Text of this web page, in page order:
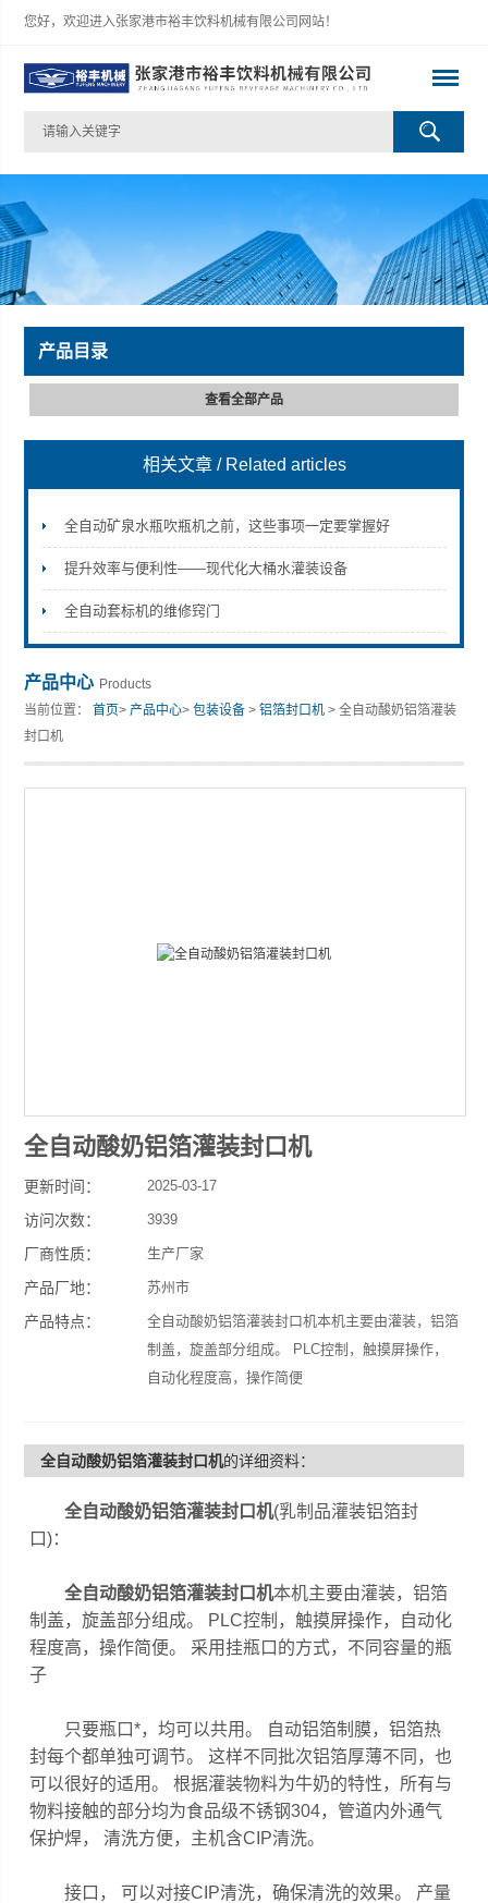
您好，欢迎进入张家港市裕丰饮料机械有限公司网站！
张家港市裕丰饮料机械有限公司
产品目录
查看全部产品
相关文章 / Related articles
全自动矿泉水瓶吹瓶机之前，这些事项一定要掌握好
提升效率与便利性——现代化大桶水灌装设备
全自动套标机的维修窍门
产品中心 Products
当前位置：首页>产品中心>包装设备 >铝箔封口机 > 全自动酸奶铝箔灌装
封口机
全自动酸奶铝箔灌装封口机
更新时间： 2025-03-17
访问次数： 3939
厂商性质： 生产厂家
产品厂地： 苏州市
产品特点：
全自动酸奶铝箔灌装封口机本机主要由灌装，铝箔
制盖，旋盖部分组成。 PLC控制，触摸屏操作，
自动化程度高，操作简便
全自动酸奶铝箔灌装封口机的详细资料：
全自动酸奶铝箔灌装封口机(乳制品灌装铝箔封
口)：
全自动酸奶铝箔灌装封口机本机主要由灌装，铝箔
制盖，旋盖部分组成。 PLC控制，触摸屏操作，自动化
程度高，操作简便。 采用挂瓶口的方式，不同容量的瓶
子
只要瓶口*，均可以共用。 自动铝箔制膜，铝箔热
封每个都单独可调节。 这样不同批次铝箔厚薄不同，也
可以很好的适用。 根据灌装物料为牛奶的特性，所有与
物料接触的部分均为食品级不锈钢304，管道内外通气
保护焊， 清洗方便，主机含CIP清洗。
接口， 可以对接CIP清洗，确保清洗的效果。 产量